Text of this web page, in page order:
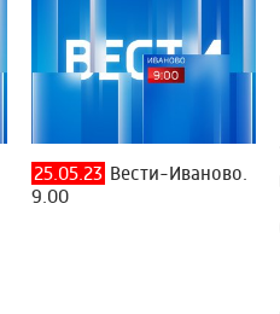
25.05.23 Вести-Иваново.
9.00